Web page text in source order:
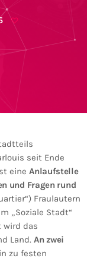
seit Ende
eineAnlaufstelle
und Fragen rund
Fraulautern
„Soziale Stadt“
wird das
Land. An zwei
zu festen